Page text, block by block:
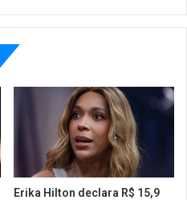
Erika Hilton declara R$ 15,9